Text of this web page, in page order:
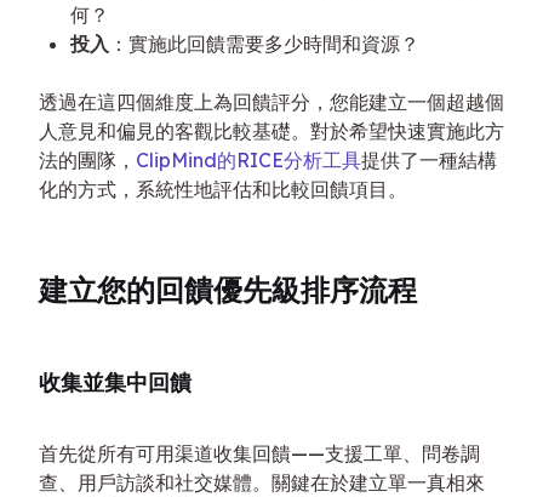
何？
投入 ：實施此回饋需要多少時間和資源？
透過在這四個維度上為回饋評分，您能建立一個超越個
人意見和偏見的客觀比較基礎。對於希望快速實施此方
法的團隊， ClipMind的RICE分析工具提供了一種結構
化的方式，系統性地評估和比較回饋項目。
建立您的回饋優先級排序流程
收集並集中回饋
首先從所有可用渠道收集回饋——支援工單、問卷調
查、用戶訪談和社交媒體。關鍵在於建立單一真相來